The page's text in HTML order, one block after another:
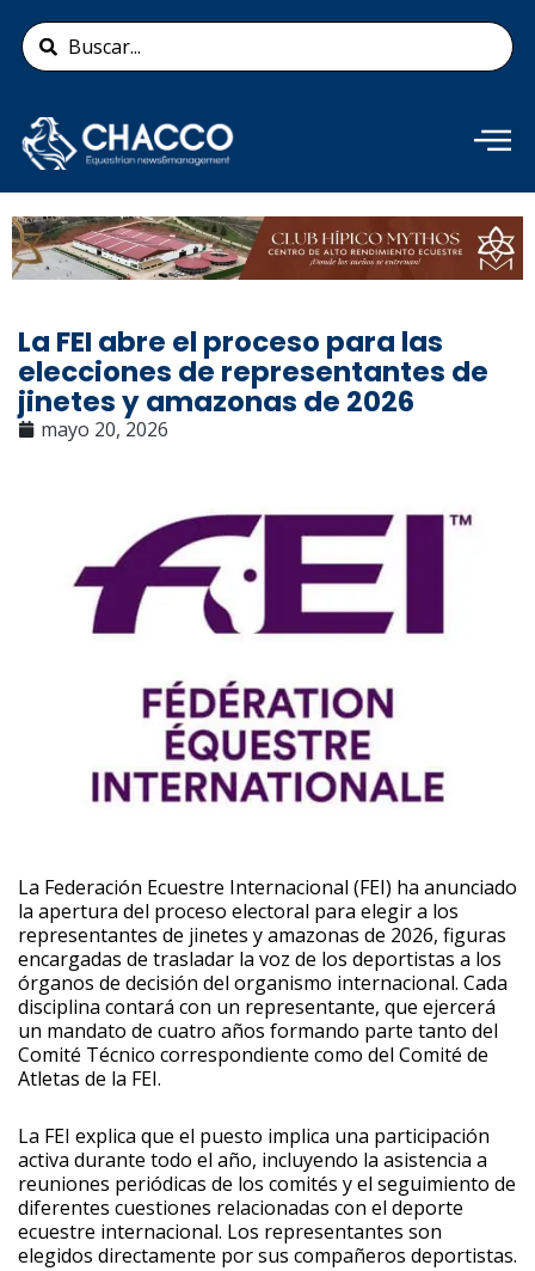
contenido
Search
...
Añade aquí tu texto de
cabecera
La FEI abre el proceso para las
elecciones de representantes de
jinetes y amazonas de 2026
mayo 20, 2026
La Federación Ecuestre Internacional (FEI) ha anunciado
la apertura del proceso electoral para elegir a los
representantes de jinetes y amazonas de 2026, figuras
encargadas de trasladar la voz de los deportistas a los
órganos de decisión del organismo internacional. Cada
disciplina contará con un representante, que ejercerá
un mandato de cuatro años formando parte tanto del
Comité Técnico correspondiente como del Comité de
Atletas de la FEI.
La FEI explica que el puesto implica una participación
activa durante todo el año, incluyendo la asistencia a
reuniones periódicas de los comités y el seguimiento de
diferentes cuestiones relacionadas con el deporte
ecuestre internacional. Los representantes son
elegidos directamente por sus compañeros deportistas.